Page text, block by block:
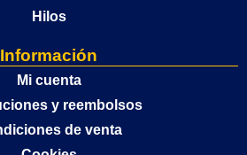
Hilos
Información
Mi cuenta
y reembolsos
de venta